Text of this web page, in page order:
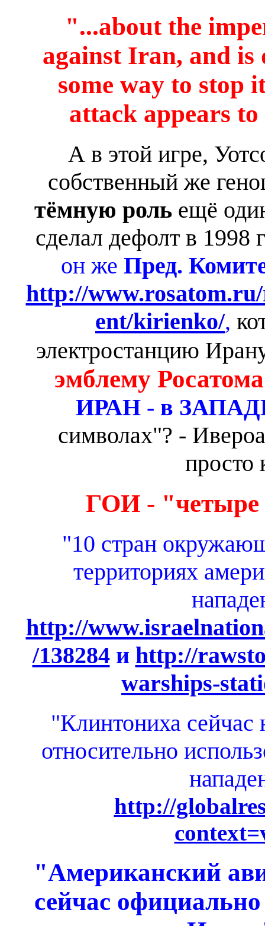
"...about the
against Iran, and
some way to stop
attack appears
А в этой игре,
собственный же
тёмную роль ещё
сделал дефолт в 1998
он же Пред.
http://
ent/kirienko/,
электростанцию
эмблему
ИРАН - в
символах"? -
просто
ГОИ - "четыре
"10 стран
территориях
http://
/138284и http://
warships-
"Клинтониха сейчас
относительно
http://
"Американский
сейчас официально